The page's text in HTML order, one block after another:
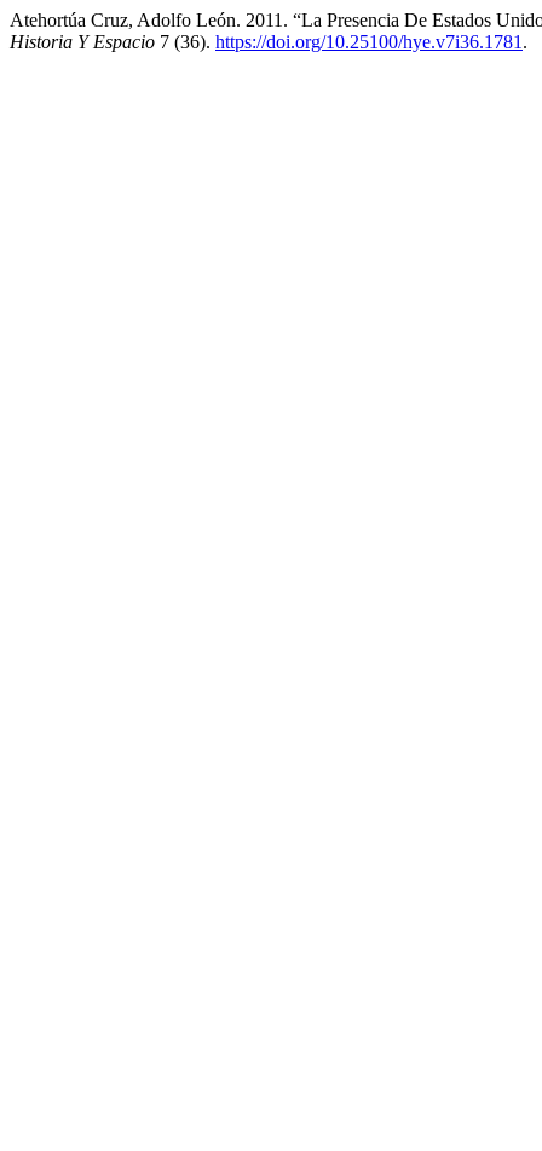
Atehortúa Cruz, Adolfo León. 2011. “La Presencia De Estados
Historia Y Espacio 7 (36). https://doi.org/10.25100/hye.v7i36.1781 .